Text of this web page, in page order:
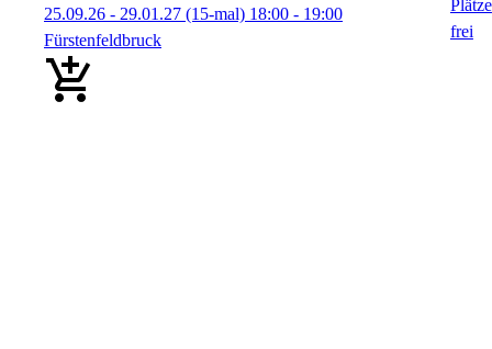
25.09.26 - 29.01.27 (15-mal) 18:00 - 19:00
Fürstenfeldbruck